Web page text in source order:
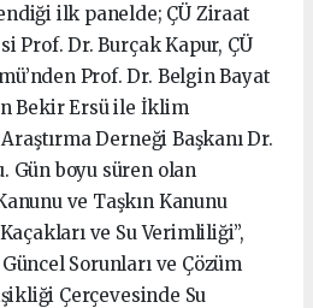
ilk panelde; ÇÜ Ziraat
Prof. Dr. Burçak Kapur, ÇÜ
Prof. Dr. Belgin Bayat
Bekir Ersü ile İklim
Derneği Başkanı Dr.
Gün boyu süren olan
ve Taşkın Kanunu
ve Su Verimliliği”,
Sorunları ve Çözüm
Çerçevesinde Su